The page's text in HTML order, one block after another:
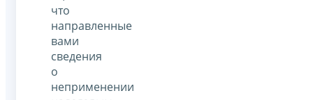
что
направленные
вами
сведения
о
неприменении